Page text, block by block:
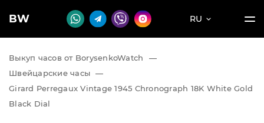
BW RU
Выкуп часов от BorysenkoWatch
—
Швейцарские часы —
Girard Perregaux Vintage 1945 Chronograph 18K White Gold
Black Dial